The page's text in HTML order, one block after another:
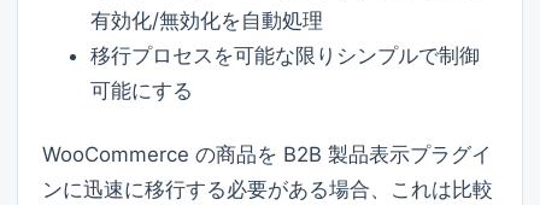
有効化/無効化を自動処理
移行プロセスを可能な限りシンプルで制御
可能にする
WooCommerce の商品を B2B 製品表示プラグイ
ンに迅速に移行する必要がある場合、これは比較